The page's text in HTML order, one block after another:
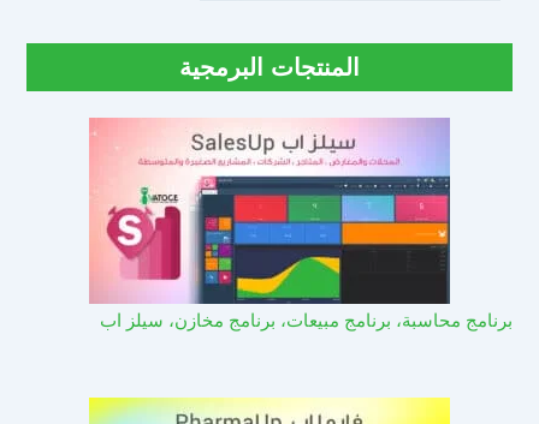
المنتجات البرمجية
برنامج محاسبة، برنامج مبيعات، برنامج مخازن، سيلز اب